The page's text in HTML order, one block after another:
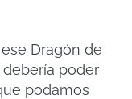
Dragón de
poder
podamos